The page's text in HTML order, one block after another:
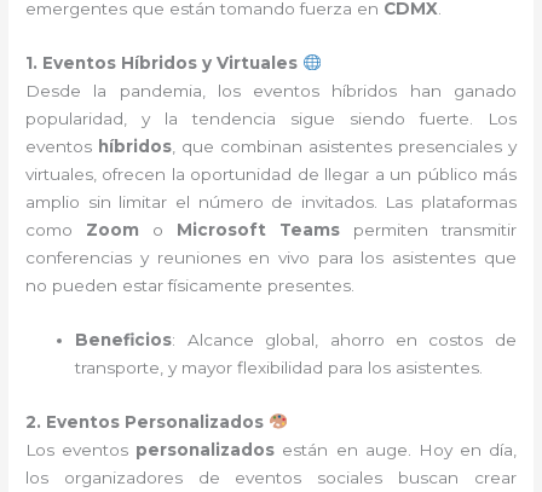
emergentes que están tomando fuerza en CDMX
1. Eventos Híbridos y Virtuales
Desde la pandemia, los eventos híbridos han ganado
popularidad, y la tendencia sigue siendo fuerte. Los
eventos híbridos , que combinan asistentes presenciales y
virtuales, ofrecen la oportunidad de llegar a un público más
amplio sin limitar el número de invitados. Las plataformas
como Zoom o Microsoft Teamspermiten transmitir
conferencias y reuniones en vivo para los asistentes que
no pueden estar físicamente presentes.
Beneficios: Alcance global, ahorro en costos de
transporte, y mayor flexibilidad para los asistentes.
2. Eventos Personalizados
Los eventos personalizados están en auge. Hoy en día,
los organizadores de eventos sociales buscan crear